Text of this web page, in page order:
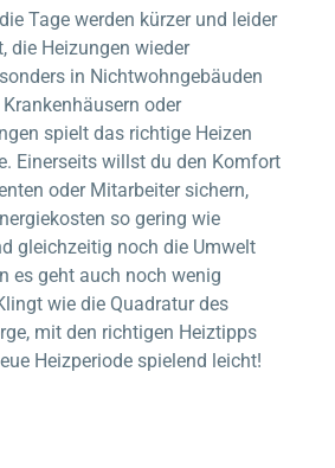
Tage werden kürzer und leider
die Heizungen wieder
in Nichtwohngebäuden
oder
spielt das richtige Heizen
Einerseits willst du den Komfort
oder Mitarbeiter sichern,
so gering wie
gleichzeitig noch die Umwelt
es geht auch noch wenig
wie die Quadratur des
mit den richtigen Heiztipps
Heizperiode spielend leicht!